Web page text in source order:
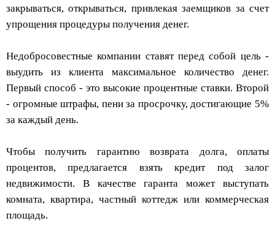
закрываться, открываться, привлекая заемщиков за счет
упрощения процедуры получения денег.
Недобросовестные компании ставят перед собой цель -
выудить из клиента максимальное количество денег.
Первый способ - это высокие процентные ставки. Второй
- огромные штрафы, пени за просрочку, достигающие 5%
за каждый день.
Чтобы получить гарантию возврата долга, оплаты
процентов, предлагается взять кредит под залог
недвижимости. В качестве гаранта может выступать
комната, квартира, частный коттедж или коммерческая
площадь.